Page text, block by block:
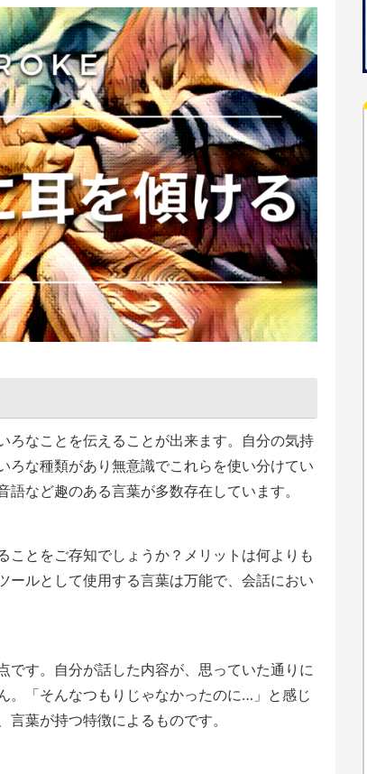
ろなことを伝えることが出来ます。自分の気持
ろな種類があり無意識でこれらを使い分けてい
など趣のある言葉が多数存在しています。
ことをご存知でしょうか？メリットは何よりも
ールとして使用する言葉は万能で、会話におい
です。自分が話した内容が、思っていた通りに
。「そんなつもりじゃなかったのに…」と感じ
葉が持つ特徴によるものです。